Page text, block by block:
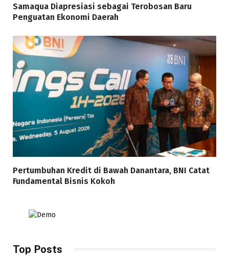
Samaqua Diapresiasi sebagai Terobosan Baru
Penguatan Ekonomi Daerah
Pertumbuhan Kredit di Bawah Danantara, BNI Catat
Fundamental Bisnis Kokoh
Top Posts